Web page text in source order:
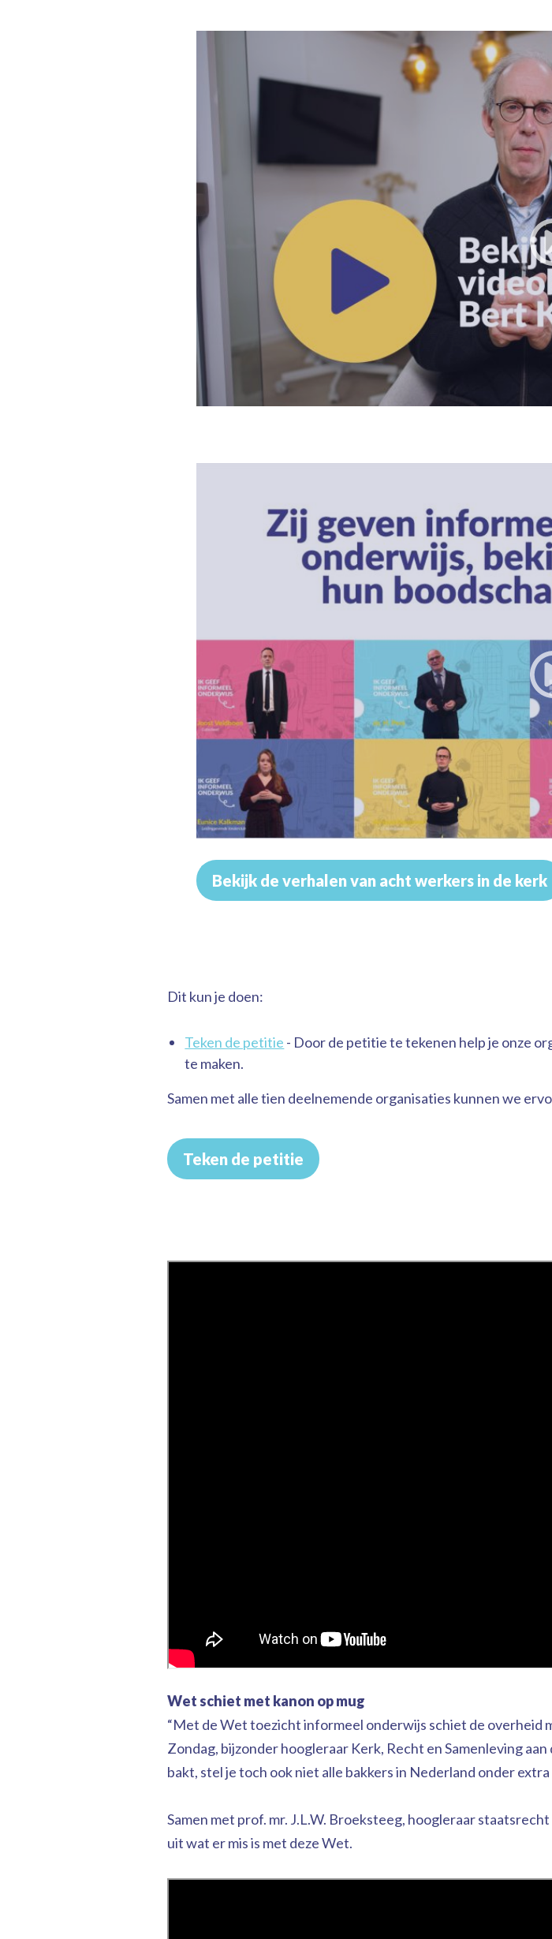
Bekijk de verhalen van acht werkers in de kerk
Dit kun je doen:
Teken de petitie - Door de petitie te tekenen help je onze
te maken.
Samen met alle tien deelnemende organisaties kunnen we
Teken de petitie
Wet schiet met kanon op mug
“Met de Wet toezicht informeel onderwijs schiet de overheid
Zondag, bijzonder hoogleraar Kerk, Recht en Samenleving
bakt, stel je toch ook niet alle bakkers in Nederland onder
Samen met prof. mr. J.L.W. Broeksteeg, hoogleraar
uit wat er mis is met deze Wet.